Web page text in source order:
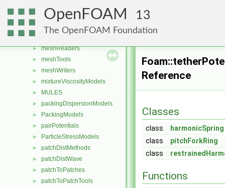
OpenFOAM 13
The OpenFOAM Foundation
► limitFuncs
► ListListOps
►
► meshReaders
► meshTools
► meshWriters
► mixtureViscosityModels
► MULES
► packingDispersionModels
► PackingModels
► pairPotentials
► ParticleStressModels
► patchDistMethods
► patchDistWave
► patchToPatches
► patchToPatchTools
Reference
Classes
class
harmonicSpring
class
pitchForkRing
class
Functions